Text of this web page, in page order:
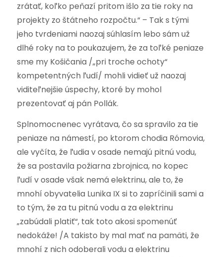
zrátať, koľko peňazí pritom išlo za tie roky na
projekty zo štátneho rozpočtu.“ – Tak s tými
jeho tvrdeniami naozaj súhlasím lebo sám už
dlhé roky na to poukazujem, že za toľké peniaze
sme my Košičania /„pri troche ochoty“
kompetentných ľudí/ mohli vidieť už naozaj
viditeľnejšie úspechy, ktoré by mohol
prezentovať aj pán Pollák.
Splnomocnenec vyrátava, čo sa spravilo za tie
peniaze na námestí, po ktorom chodia Rómovia,
ale vyčíta, že ľudia v osade nemajú pitnú vodu,
že sa postavila požiarna zbrojnica, no kopec
ľudí v osade však nemá elektrinu, ale to, že
mnohí obyvatelia Lunika IX si to zapríčinili sami a
to tým, že za tu pitnú vodu a za elektrinu
„zabúdali platiť“, tak toto akosi spomenúť
nedokáže! /A takisto by mal mať na pamäti, že
mnohí z nich odoberali vodu a elektrinu